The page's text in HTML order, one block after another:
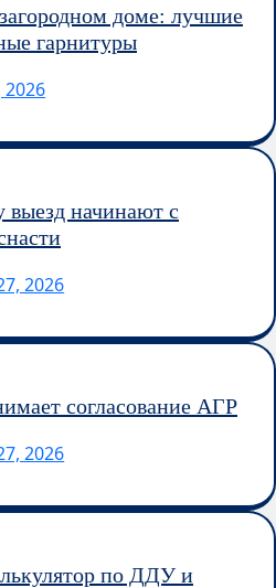
доме: лучшие
гарнитуры
2026
выезд начинают с
2026
согласование АГР
2026
по ДДУ и